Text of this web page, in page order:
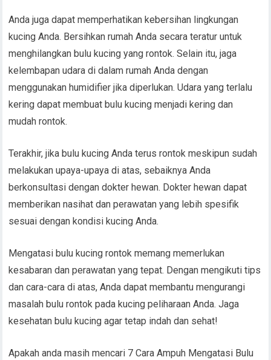
Anda juga dapat memperhatikan kebersihan lingkungan
kucing Anda. Bersihkan rumah Anda secara teratur untuk
menghilangkan bulu kucing yang rontok. Selain itu, jaga
kelembapan udara di dalam rumah Anda dengan
menggunakan humidifier jika diperlukan. Udara yang terlalu
kering dapat membuat bulu kucing menjadi kering dan
mudah rontok.
Terakhir, jika bulu kucing Anda terus rontok meskipun sudah
melakukan upaya-upaya di atas, sebaiknya Anda
berkonsultasi dengan dokter hewan. Dokter hewan dapat
memberikan nasihat dan perawatan yang lebih spesifik
sesuai dengan kondisi kucing Anda.
Mengatasi bulu kucing rontok memang memerlukan
kesabaran dan perawatan yang tepat. Dengan mengikuti tips
dan cara-cara di atas, Anda dapat membantu mengurangi
masalah bulu rontok pada kucing peliharaan Anda. Jaga
kesehatan bulu kucing agar tetap indah dan sehat!
Apakah anda masih mencari 7 Cara Ampuh Mengatasi Bulu